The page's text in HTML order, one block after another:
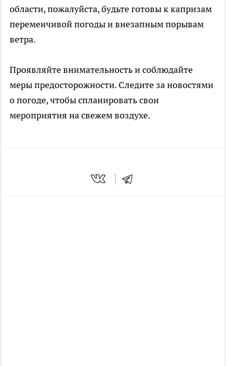
области, пожалуйста, будьте готовы к капризам
переменчивой погоды и внезапным порывам
ветра.
Проявляйте внимательность и соблюдайте
меры предосторожности. Следите за новостями
о погоде, чтобы спланировать свои
мероприятия на свежем воздухе.